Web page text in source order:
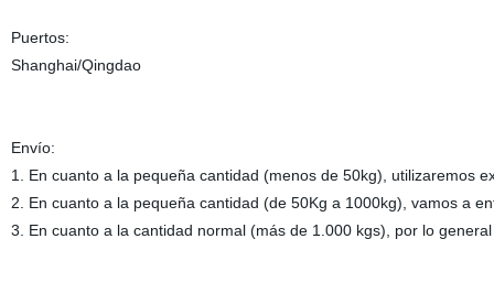
Puertos:
Shanghai/Qingdao
Envío:
1. En cuanto a la pequeña cantidad (menos de 50kg), utilizaremos
2. En cuanto a la pequeña cantidad (de 50Kg a 1000kg), vamos a
3. En cuanto a la cantidad normal (más de 1.000 kgs), por lo